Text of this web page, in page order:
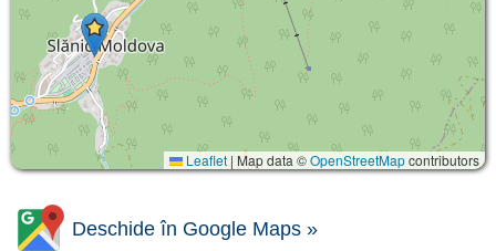
Leaflet| Map data ©OpenStreetMapcontributors
Deschide în Google Maps »